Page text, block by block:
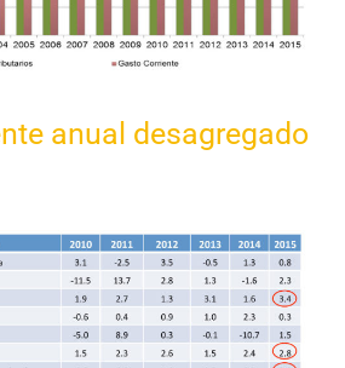
anual desagregado